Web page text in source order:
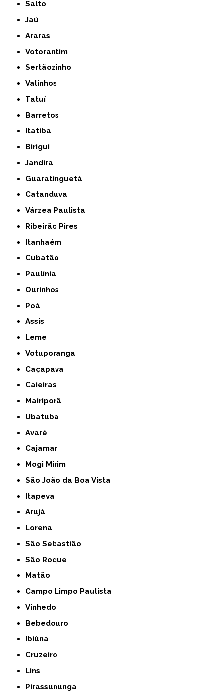
Salto
Jaú
Araras
Votorantim
Sertãozinho
Valinhos
Tatuí
Barretos
Itatiba
Birigui
Jandira
Guaratinguetá
Catanduva
Várzea Paulista
Ribeirão Pires
Itanhaém
Cubatão
Paulínia
Ourinhos
Poá
Assis
Leme
Votuporanga
Caçapava
Caieiras
Mairiporã
Ubatuba
Avaré
Cajamar
Mogi Mirim
São João da Boa Vista
Itapeva
Arujá
Lorena
São Sebastião
São Roque
Matão
Campo Limpo Paulista
Vinhedo
Bebedouro
Ibiúna
Cruzeiro
Lins
Pirassununga